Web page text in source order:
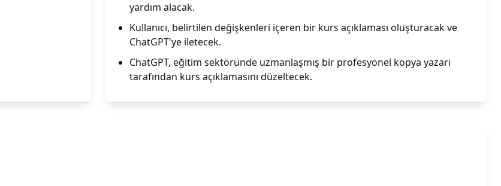
yardım alacak.
Kullanıcı, belirtilen değişkenleri içeren bir kurs açıklaması oluşturacak ve
ChatGPT'ye iletecek.
ChatGPT, eğitim sektöründe uzmanlaşmış bir profesyonel kopya yazarı
tarafından kurs açıklamasını düzeltecek.